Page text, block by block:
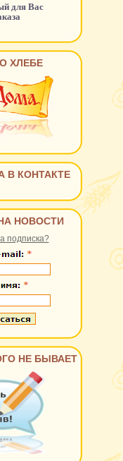
для Вас
ХЛЕБЕ
В КОНТАКТЕ
НОВОСТИ
подписка?
НЕ БЫВАЕТ